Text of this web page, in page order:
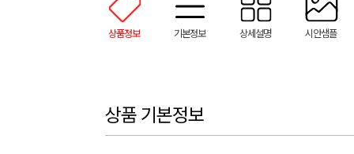
상품정보 기본정보 상세설명 시안샘플
상품 기본정보